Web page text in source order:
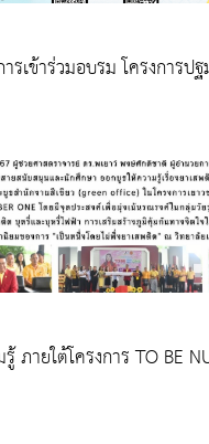
รเข้าร่วมอบรม โครงการป
าข้าราชการ” ของหน่วยงาน
ภายใต้โครงการ TO BE
ระบุรี